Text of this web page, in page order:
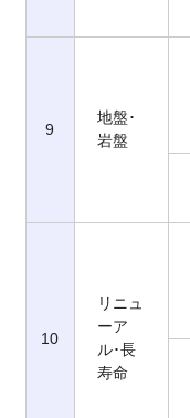
9
地盤･
岩盤
10
リニュ
ーア
ル･長
寿命